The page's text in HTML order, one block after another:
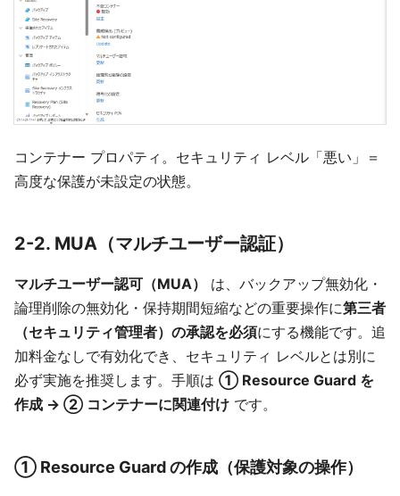
コンテナー プロパティ。セキュリティ レベル「悪い」＝
高度な保護が未設定の状態。
2-2. MUA（マルチユーザー認証）
マルチユーザー認可（MUA）
は、バックアップ無効化・
論理削除の無効化・保持期間短縮などの重要操作に第三者
（セキュリティ管理者）の承認を必須にする機能です。追
加料金なしで有効化でき、セキュリティ レベルとは別に
必ず実施を推奨します。手順は ① Resource Guard を
作成 → ② コンテナーに関連付け です。
① Resource Guard の作成（保護対象の操作）